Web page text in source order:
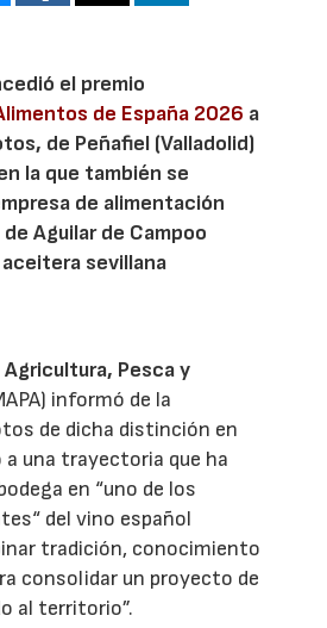
el premio
de España 2026 a
de Peñafiel (Valladolid)
la que también se
de alimentación
Aguilar de Campoo
aceitera sevillana
Pesca y
informó de la
de dicha distinción en
una trayectoria que ha
en “uno de los
del vino español
tradición, conocimiento
consolidar un proyecto de
al territorio”.